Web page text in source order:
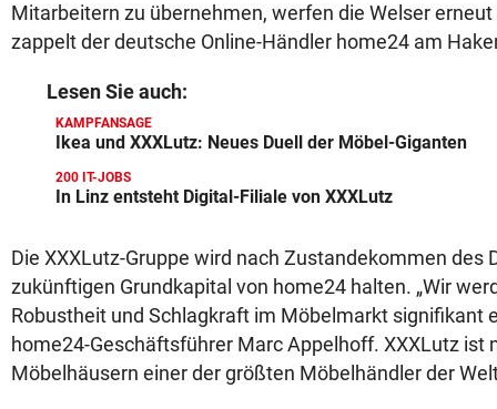
Mitarbeitern zu übernehmen, werfen die Welser erneut
zappelt der deutsche Online-Händler home24 am
Lesen Sie auch:
KAMPFANSAGE
Ikea und XXXLutz: Neues Duell der Möbel-Giganten
200 IT-JOBS
In Linz entsteht Digital-Filiale von XXXLutz
Die XXXLutz-Gruppe wird nach Zustandekommen des
zukünftigen Grundkapital von home24 halten. „Wir
Robustheit und Schlagkraft im Möbelmarkt signifikant
home24-Geschäftsführer Marc Appelhoff. XXXLutz ist
Möbelhäusern einer der größten Möbelhändler der